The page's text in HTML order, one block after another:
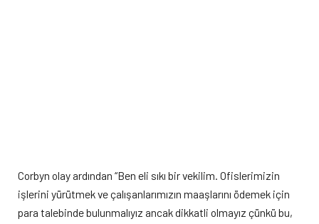
Corbyn olay ardından “Ben eli sıkı bir vekilim. Ofislerimizin
işlerini yürütmek ve çalışanlarımızın maaşlarını ödemek için
para talebinde bulunmalıyız ancak dikkatli olmayız çünkü bu,